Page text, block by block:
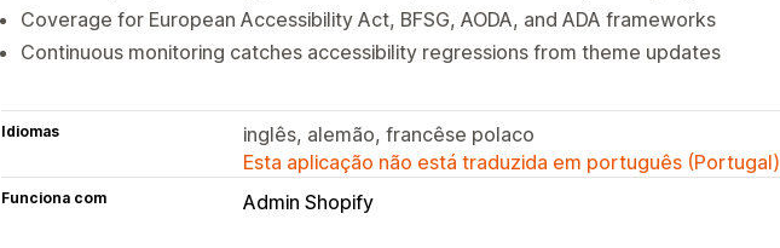
Coverage for European Accessibility Act, BFSG, AODA, and ADA frameworks
Continuous monitoring catches accessibility regressions from theme updates
Idiomas
inglês, alemão, francêse polaco
Esta aplicação não está traduzida em português (Portugal)
Funciona com Admin Shopify